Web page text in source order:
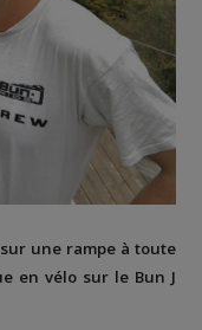
une rampe à toute
en vélo sur le Bun J